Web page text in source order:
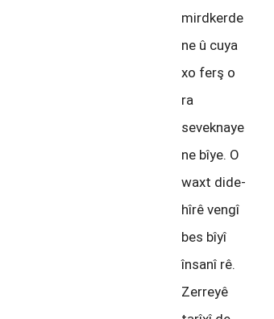
mirdkerde
ne û cuya
xo ferş o
ra
seveknaye
ne bîye. O
waxt dide-
hîrê vengî
bes bîyî
însanî rê.
Zerreyê